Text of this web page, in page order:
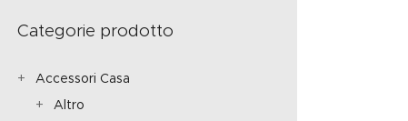
Categorie prodotto
Accessori Casa
Altro